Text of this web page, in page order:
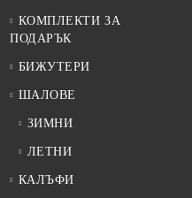
КОМПЛЕКТИ ЗА
ПОДАРЪК
БИЖУТЕРИ
ШАЛОВЕ
ЗИМНИ
ЛЕТНИ
КАЛЪФИ